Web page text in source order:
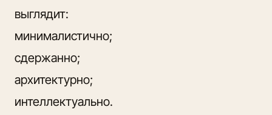
выглядит:
минималистично;
сдержанно;
архитектурно;
интеллектуально.